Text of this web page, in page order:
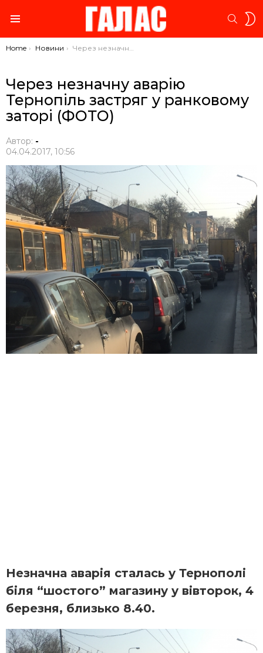
You are here:
Home Новини Через незначну аварію Тернопіль застряг у ранковому заторі (ФОТО)
Через незначну аварію
Тернопіль застряг у ранковому
заторі (ФОТО)
Автор: -
04.04.2017, 10:56
Незначна аварія сталась у Тернополі
біля “шостого” магазину у вівторок, 4
березня, близько 8.40.